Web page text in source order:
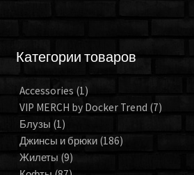
Категории товаров
Accessories (1)
VIP MERCH by Docker Trend (7)
Блузы (1)
Джинсы и брюки (186)
Жилеты (9)